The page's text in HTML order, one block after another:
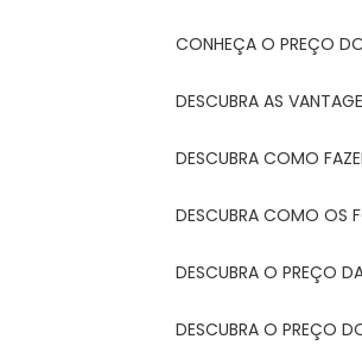
CONHEÇA O PREÇO
DESCUBRA AS
DESCUBRA COMO
DESCUBRA COMO OS
DESCUBRA O PREÇO
DESCUBRA O PREÇO